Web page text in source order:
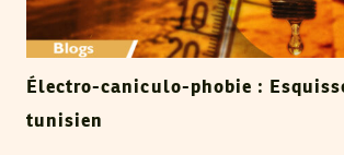
Électro-caniculo-phobie :
tunisien